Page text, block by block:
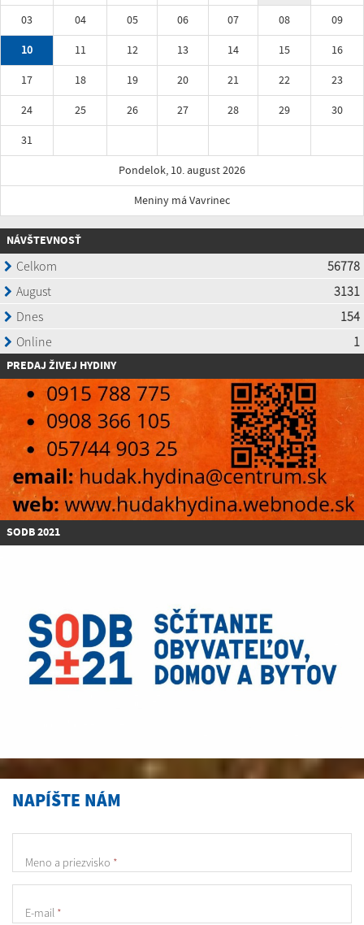
03
04 05 06 07 08
09
10
11 12 13 14 15
16
17
18 19 20 21 22
23
24
25 26 27 28 29
30
31
Pondelok, 10. august 2026
Meniny má Vavrinec
NÁVŠTEVNOSŤ
PREDAJ ŽIVEJ HYDINY
SODB 2021
NAPÍŠTE NÁM
Meno a priezvisko *
E-mail *